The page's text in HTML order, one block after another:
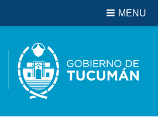
Biblioteca
MENU